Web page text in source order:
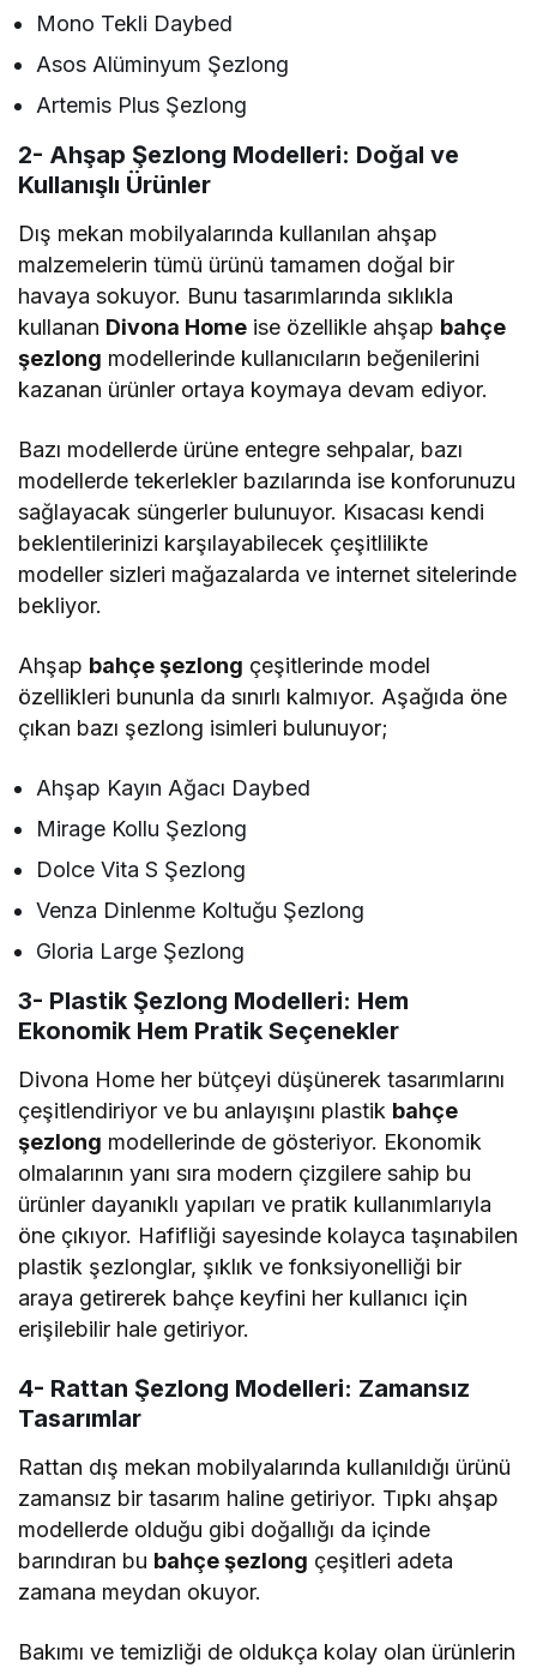
Mono Tekli Daybed
Asos Alüminyum Şezlong
Artemis Plus Şezlong
2- Ahşap Şezlong Modelleri: Doğal ve
Kullanışlı Ürünler
Dış mekan mobilyalarında kullanılan ahşap
malzemelerin tümü ürünü tamamen doğal bir
havaya sokuyor. Bunu tasarımlarında sıklıkla
kullanan Divona Home ise özellikle ahşap bahçe
şezlong modellerinde kullanıcıların beğenilerini
kazanan ürünler ortaya koymaya devam ediyor.
Bazı modellerde ürüne entegre sehpalar, bazı
modellerde tekerlekler bazılarında ise konforunuzu
sağlayacak süngerler bulunuyor. Kısacası kendi
beklentilerinizi karşılayabilecek çeşitlilikte
modeller sizleri mağazalarda ve internet sitelerinde
bekliyor.
Ahşap bahçe şezlong çeşitlerinde model
özellikleri bununla da sınırlı kalmıyor. Aşağıda öne
çıkan bazı şezlong isimleri bulunuyor;
Ahşap Kayın Ağacı Daybed
Mirage Kollu Şezlong
Dolce Vita S Şezlong
Venza Dinlenme Koltuğu Şezlong
Gloria Large Şezlong
3- Plastik Şezlong Modelleri: Hem
Ekonomik Hem Pratik Seçenekler
Divona Home her bütçeyi düşünerek tasarımlarını
çeşitlendiriyor ve bu anlayışını plastik bahçe
şezlong modellerinde de gösteriyor. Ekonomik
olmalarının yanı sıra modern çizgilere sahip bu
ürünler dayanıklı yapıları ve pratik kullanımlarıyla
öne çıkıyor. Hafifliği sayesinde kolayca taşınabilen
plastik şezlonglar, şıklık ve fonksiyonelliği bir
araya getirerek bahçe keyfini her kullanıcı için
erişilebilir hale getiriyor.
4- Rattan Şezlong Modelleri: Zamansız
Tasarımlar
Rattan dış mekan mobilyalarında kullanıldığı ürünü
zamansız bir tasarım haline getiriyor. Tıpkı ahşap
modellerde olduğu gibi doğallığı da içinde
barındıran bu bahçe şezlong çeşitleri adeta
zamana meydan okuyor.
Bakımı ve temizliği de oldukça kolay olan ürünlerin